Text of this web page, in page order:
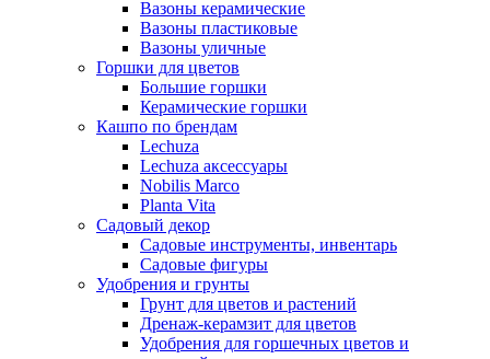
Вазоны керамические
Вазоны пластиковые
Вазоны уличные
Горшки для цветов
Большие горшки
Керамические горшки
Кашпо по брендам
Lechuza
Lechuza аксессуары
Nobilis Marco
Planta Vita
Садовый декор
Садовые инструменты, инвентарь
Садовые фигуры
Удобрения и грунты
Грунт для цветов и растений
Дренаж-керамзит для цветов
Удобрения для горшечных цветов и